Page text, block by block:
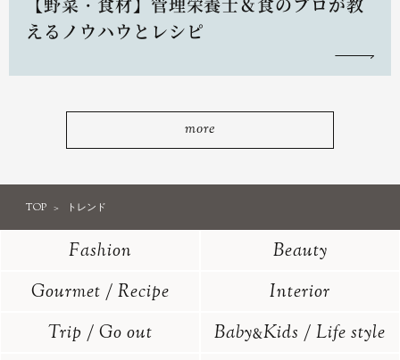
えるノウハウとレシピ
more
TOP トレンド
Fashion
Beauty
Gourmet / Recipe
Interior
Trip / Go out
Baby&Kids / Life style